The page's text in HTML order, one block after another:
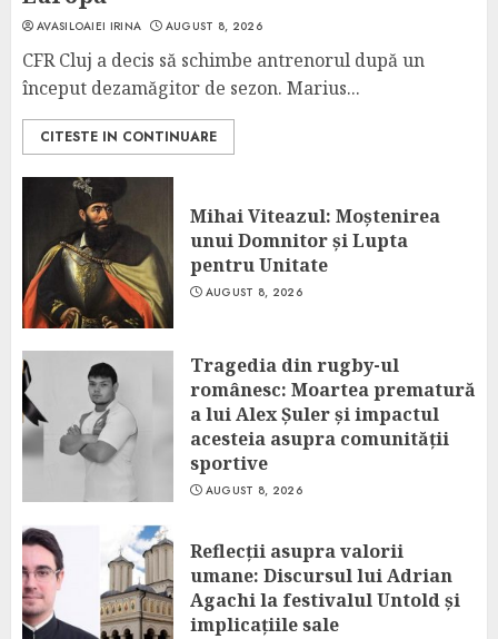
AVASILOAIEI IRINA AUGUST 8, 2026
CFR Cluj a decis să schimbe antrenorul după un
început dezamăgitor de sezon. Marius...
CITESTE IN CONTINUARE
Mihai Viteazul: Moștenirea
unui Domnitor și Lupta
pentru Unitate
AUGUST 8, 2026
Tragedia din rugby-ul
românesc: Moartea prematură
a lui Alex Șuler și impactul
acesteia asupra comunității
sportive
AUGUST 8, 2026
Reflecții asupra valorii
umane: Discursul lui Adrian
Agachi la festivalul Untold și
implicațiile sale